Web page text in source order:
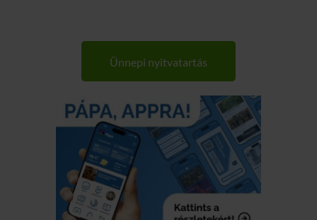
Ünnepi nyitvatartás